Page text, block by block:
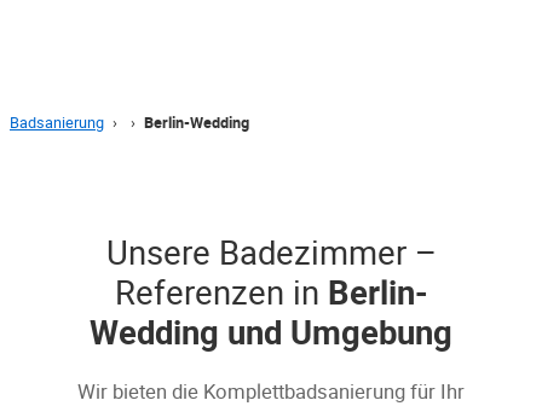
Badsanierung › › Berlin-Wedding
Unsere Badezimmer –
Referenzen in Berlin-
Wedding und Umgebung
Wir bieten die Komplettbadsanierung für Ihr